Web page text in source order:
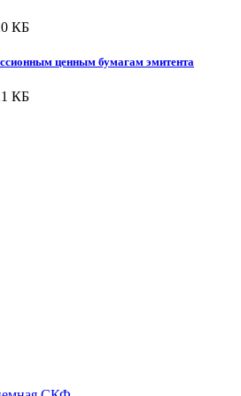
КБ
ценным бумагам эмитента
КБ